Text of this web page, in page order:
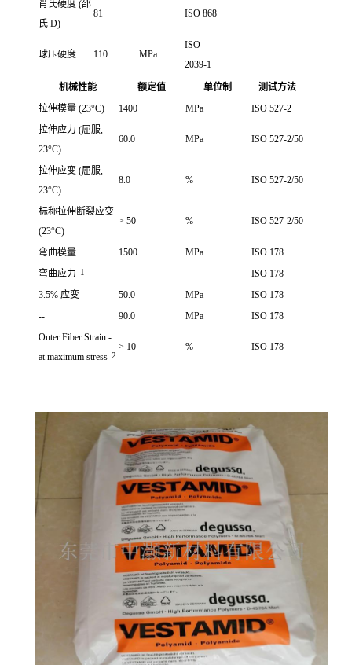
肖氏硬度 (邵
氏 D)
81 ISO 868
球压硬度 110 MPa
ISO
2039-1
机械性能 额定值 单位制
测试方法
拉伸模量 (23°C) 1400 MPa
ISO 527-2
拉伸应力 (屈服,
23°C)
60.0 MPa ISO 527-2/50
拉伸应变 (屈服,
23°C)
8.0 % ISO 527-2/50
标称拉伸断裂应变
(23°C)
> 50 % ISO 527-2/50
弯曲模量 1500 MPa
ISO 178
弯曲应力 1
ISO 178
3.5% 应变
50.0 MPa
ISO 178
--
90.0 MPa
ISO 178
Outer Fiber Strain -
at maximum stress 2
> 10 % ISO 178